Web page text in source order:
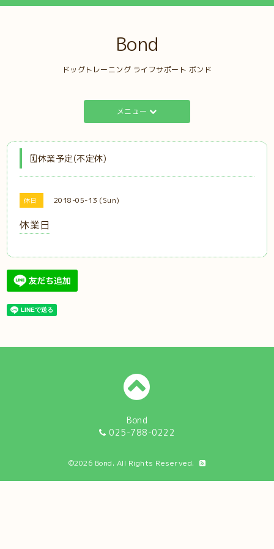
Bond
ドッグトレーニング ライフサポート ボンド
メニュー
🗓️休業予定(不定休)
休日 2018-05-13 (Sun)
休業日
Bond
025-788-0222
©2026 Bond. All Rights Reserved.